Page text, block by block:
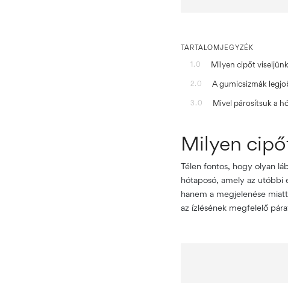
TARTALOMJEGYZÉK
1.0
Milyen cipőt
2.0 A gumicsizmák
3.0 Mivel párosítsuk a
Milyen
Télen fontos, hogy olyan
hótaposó, amely az utóbbi
hanem a megjelenése
az ízlésének megfelelő